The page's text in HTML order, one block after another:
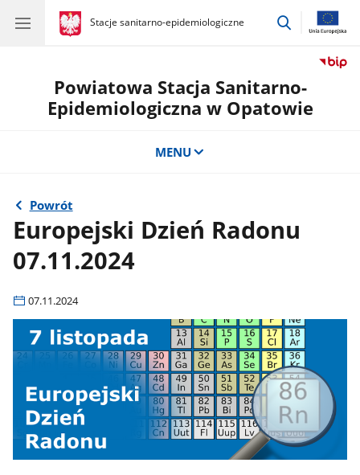
gov.pl
Stacje sanitarno-epidemiologiczne
gov.pl
Stacje
przejdź
Powiatowa Stacja Sanitarno-
Epidemiologiczna w Opatowie
MENU
Powrót
Europejski Dzień Radonu
07.11.2024
07.11.2024